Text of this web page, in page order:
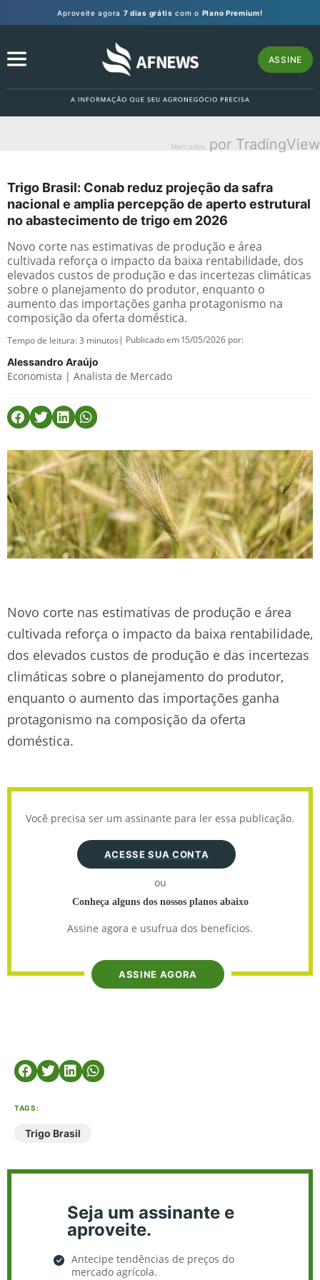
Aproveite agora 7 dias grátis com o Plano Premium!
ASSINE
Mercados por TradingView
Trigo Brasil: Conab reduz projeção da safra
nacional e amplia percepção de aperto estrutural
no abastecimento de trigo em 2026
Novo corte nas estimativas de produção e área
cultivada reforça o impacto da baixa rentabilidade, dos
elevados custos de produção e das incertezas climáticas
sobre o planejamento do produtor, enquanto o
aumento das importações ganha protagonismo na
composição da oferta doméstica.
Tempo de leitura:3 minutos | Publicado em 15/05/2026 por:
Alessandro Araújo
Economista | Analista de Mercado
Novo corte nas estimativas de produção e área
cultivada reforça o impacto da baixa rentabilidade,
dos elevados custos de produção e das incertezas
climáticas sobre o planejamento do produtor,
enquanto o aumento das importações ganha
protagonismo na composição da oferta
doméstica.
Você precisa ser um assinante para ler essa publicação.
ACESSE SUA CONTA
ou
Conheça alguns dos nossos planos abaixo
Assine agora e usufrua dos benefícios.
ASSINE AGORA
TAGS:
Trigo Brasil
Seja um assinante e
aproveite.
Antecipe tendências de preços do
mercado agrícola.